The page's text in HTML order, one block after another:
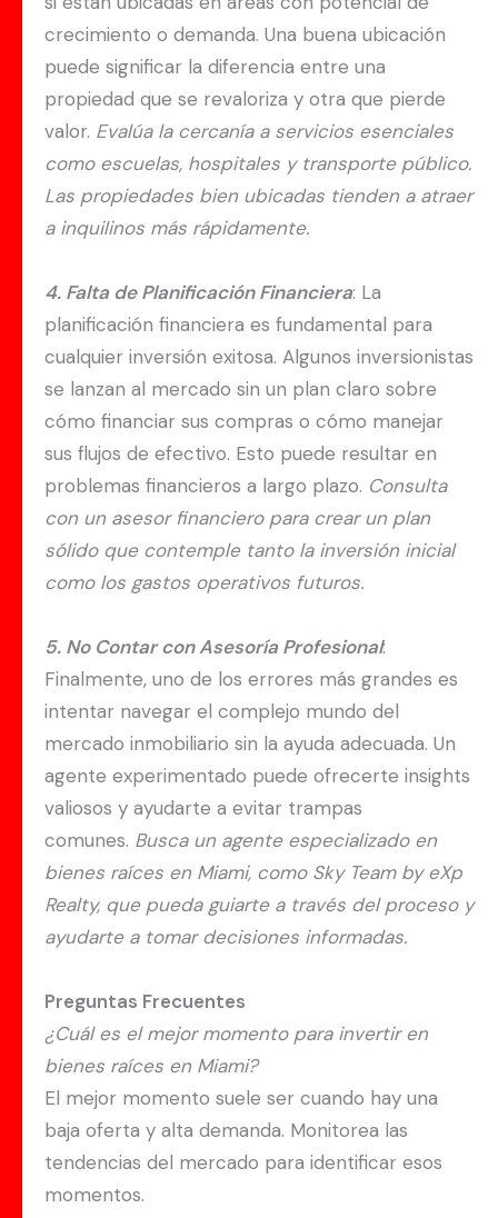
crecimiento o demanda. Una buena ubicación
puede significar la diferencia entre una
propiedad que se revaloriza y otra que pierde
valor. Evalúa la cercanía a servicios esenciales
como escuelas, hospitales y transporte público.
Las propiedades bien ubicadas tienden a atraer
a inquilinos más rápidamente.
4. Falta de Planificación Financiera: La
planificación financiera es fundamental para
cualquier inversión exitosa. Algunos inversionistas
se lanzan al mercado sin un plan claro sobre
cómo financiar sus compras o cómo manejar
sus flujos de efectivo. Esto puede resultar en
problemas financieros a largo plazo. Consulta
con un asesor financiero para crear un plan
sólido que contemple tanto la inversión inicial
como los gastos operativos futuros.
5. No Contar con Asesoría Profesional:
Finalmente, uno de los errores más grandes es
intentar navegar el complejo mundo del
mercado inmobiliario sin la ayuda adecuada. Un
agente experimentado puede ofrecerte insights
valiosos y ayudarte a evitar trampas
comunes. Busca un agente especializado en
bienes raíces en Miami, como Sky Team by eXp
Realty, que pueda guiarte a través del proceso y
ayudarte a tomar decisiones informadas.
Preguntas Frecuentes
¿Cuál es el mejor momento para invertir en
bienes raíces en Miami?
El mejor momento suele ser cuando hay una
baja oferta y alta demanda. Monitorea las
tendencias del mercado para identificar esos
momentos.